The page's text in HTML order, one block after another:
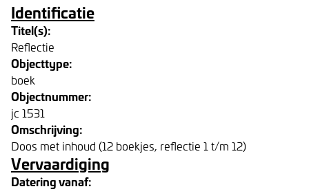
Identificatie
Titel(s):
Reflectie
Objecttype:
boek
Objectnummer:
jc 1531
Omschrijving:
Doos met inhoud (12 boekjes, reflectie 1 t/m 12)
Vervaardiging
Datering vanaf: